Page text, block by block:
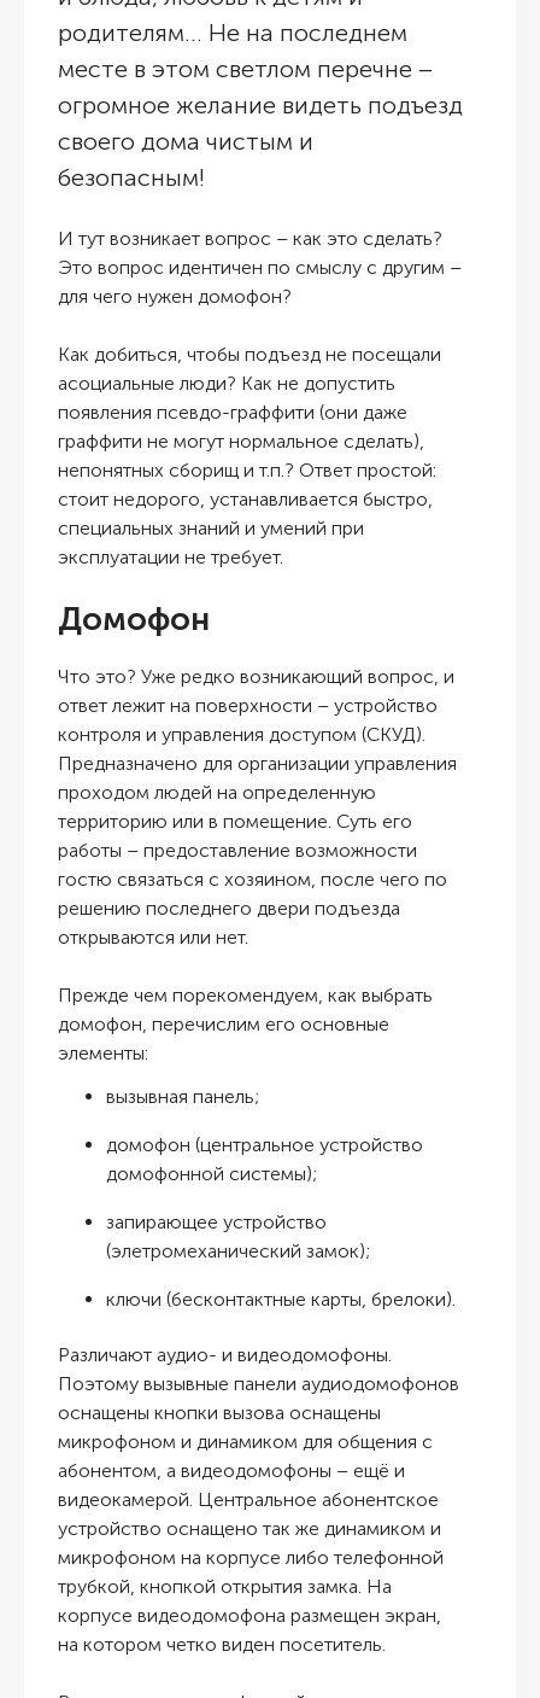
родителям… Не на последнем
месте в этом светлом перечне –
огромное желание видеть подъезд
своего дома чистым и
безопасным!
И тут возникает вопрос – как это сделать?
Это вопрос идентичен по смыслу с другим –
для чего нужен домофон?
Как добиться, чтобы подъезд не посещали
асоциальные люди? Как не допустить
появления псевдо-граффити (они даже
граффити не могут нормальное сделать),
непонятных сборищ и т.п.? Ответ простой:
стоит недорого, устанавливается быстро,
специальных знаний и умений при
эксплуатации не требует.
Домофон
Что это? Уже редко возникающий вопрос, и
ответ лежит на поверхности – устройство
контроля и управления доступом (СКУД).
Предназначено для организации управления
проходом людей на определенную
территорию или в помещение. Суть его
работы – предоставление возможности
гостю связаться с хозяином, после чего по
решению последнего двери подъезда
открываются или нет.
Прежде чем порекомендуем, как выбрать
домофон, перечислим его основные
элементы:
вызывная панель;
домофон (центральное устройство
домофонной системы);
запирающее устройство
(элетромеханический замок);
ключи (бесконтактные карты, брелоки).
Различают аудио- и видеодомофоны.
Поэтому вызывные панели аудиодомофонов
оснащены кнопки вызова оснащены
микрофоном и динамиком для общения с
абонентом, а видеодомофоны – ещё и
видеокамерой. Центральное абонентское
устройство оснащено так же динамиком и
микрофоном на корпусе либо телефонной
трубкой, кнопкой открытия замка. На
корпусе видеодомофона размещен экран,
на котором четко виден посетитель.